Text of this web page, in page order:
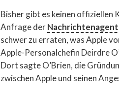
Bisher gibt es keinen offiziellen
Anfrage der
schwer zu erraten, was Apple
Apple-Personalchefin Deirdre
Dort sagteO’Brien, die
zwischen Apple und seinen